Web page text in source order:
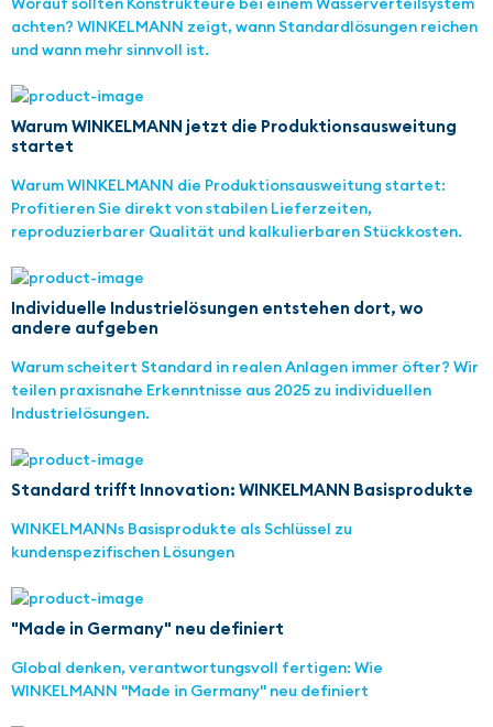
achten? WINKELMANN zeigt, wann Standardlösungen reichen
und wann mehr sinnvoll ist.
Warum WINKELMANN jetzt die Produktionsausweitung
startet
Warum WINKELMANN die Produktionsausweitung startet:
Profitieren Sie direkt von stabilen Lieferzeiten,
reproduzierbarer Qualität und kalkulierbaren Stückkosten.
Individuelle Industrielösungen entstehen dort, wo
andere aufgeben
Warum scheitert Standard in realen Anlagen immer öfter? Wir
teilen praxisnahe Erkenntnisse aus 2025 zu individuellen
Industrielösungen.
Standard trifft Innovation: WINKELMANN Basisprodukte
WINKELMANNs Basisprodukte als Schlüssel zu
kundenspezifischen Lösungen
"Made in Germany" neu definiert
Global denken, verantwortungsvoll fertigen: Wie
WINKELMANN "Made in Germany" neu definiert